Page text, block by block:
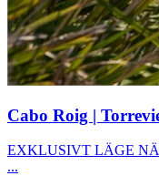
Cabo Roig |
EXKLUSIVT LÄGE
...